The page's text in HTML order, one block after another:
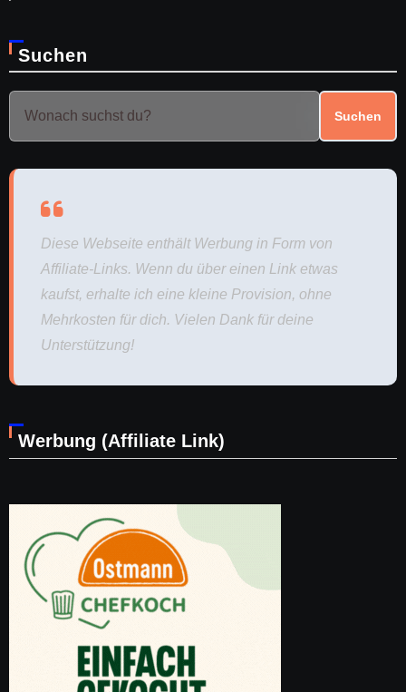
Suchen
Suchen
Diese Webseite enthält Werbung in Form von
Affiliate-Links. Wenn du über einen Link etwas
kaufst, erhalte ich eine kleine Provision, ohne
Mehrkosten für dich. Vielen Dank für deine
Unterstützung!
Werbung (Affiliate Link)